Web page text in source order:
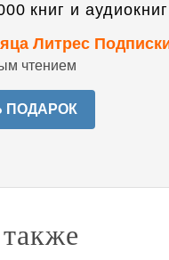
книг и
Литрес
чтением
ПОДАРОК